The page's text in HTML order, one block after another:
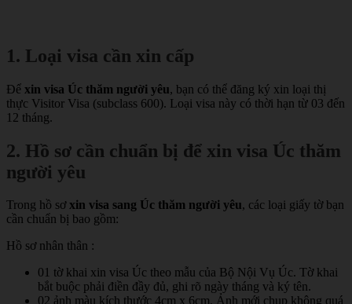
1. Loại visa cần xin cấp
Để xin visa Úc thăm người yêu, bạn có thể đăng ký xin loại thị
thực Visitor Visa (subclass 600). Loại visa này có thời hạn từ 03 đến
12 tháng.
2. Hồ sơ cần chuẩn bị để xin visa Úc thăm
người yêu
Trong hồ sơxin visa sang Úc thăm người yêu, các loại giấy tờ bạn
cần chuẩn bị bao gồm:
Hồ sơ nhân thân :
01 tờ khai xin visa Úc theo mẫu của Bộ Nội Vụ Úc. Tờ khai
bắt buộc phải điền đầy đủ, ghi rõ ngày tháng và ký tên.
02 ảnh màu kích thước 4cm x 6cm. Ảnh mới chụp không quá